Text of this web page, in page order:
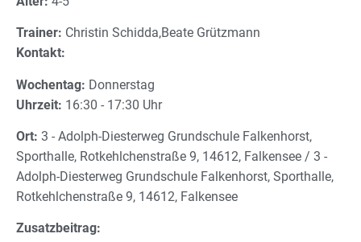
Trainer: Christin Schidda,Beate Grützmann
Kontakt:
Wochentag: Donnerstag
Uhrzeit: 16:30 - 17:30 Uhr
Ort: 3 - Adolph-Diesterweg Grundschule Falkenhorst,
Sporthalle, Rotkehlchenstraße 9, 14612, Falkensee / 3 -
Adolph-Diesterweg Grundschule Falkenhorst, Sporthalle,
Rotkehlchenstraße 9, 14612, Falkensee
Zusatzbeitrag: